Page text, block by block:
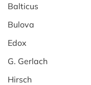
Balticus
Bulova
Edox
G. Gerlach
Hirsch